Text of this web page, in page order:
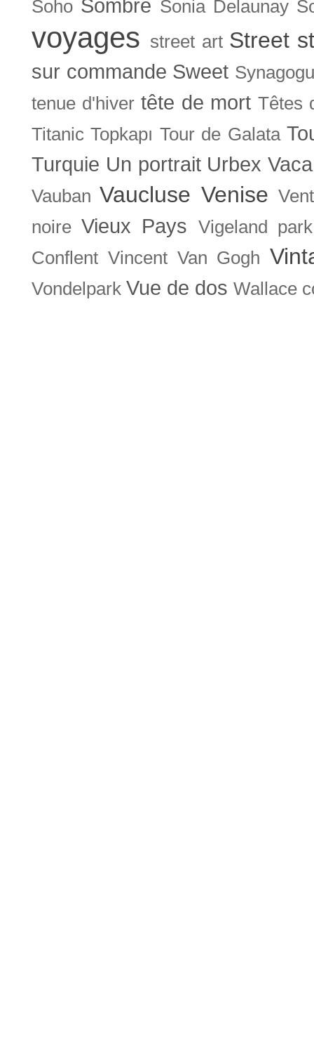
Soho Sombre Sonia Delaunay
voyages street art Street
sur commande Sweet
tenue d'hiver tête de mort Têtes
Titanic Topkapı Tour de Galata
Turquie Un portrait Urbex
Vauban Vaucluse Venise
noire Vieux Pays
Vigeland park
Conflent Vincent Van Gogh
Vondelpark Vue de dos Wallace